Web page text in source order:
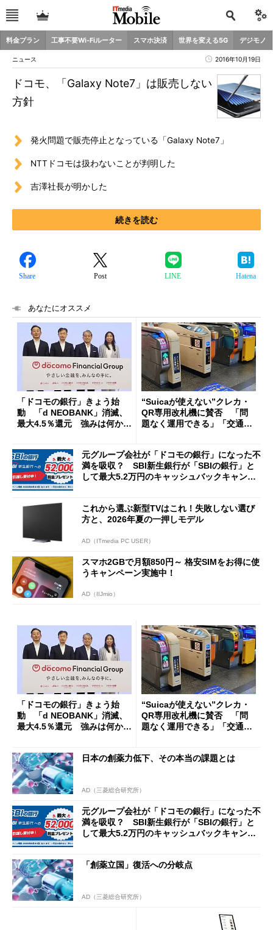
料金プラン 工事不要Wi-Fiルーター スマホ決済 世界を変える5G デジモノ
ニュース 2016年10月19日
ドコモ、「Galaxy Note7」は販売しない
方針
発火問題で販売停止となっている「Galaxy Note7」
NTTドコモは扱わないことが判明した
吉澤社長が明かした
続きを読む
Share Post LINE Hatena
あなたにオススメ
「ドコモの銀行」きょう始
動 「d NEOBANK」消滅、
最大4.5％還元 強みは何か解
“Suicaが使えない”クレカ・
QR専用改札機に賛否 「問
題なく運用できる」「交通系I
元グループ会社が「ドコモの銀行」になった不
満を吸収？ SBI新生銀行が「SBIの銀行」と
して最大5.2万円のキャッシュバックキャンペ
これから選ぶ新型TVはこれ！失敗しない選び
方と、2026年夏の一押しモデル
AD（ITmedia PC USER）
スマホ2GBで月額850円～ 格安SIMをお得に使
うキャンペーン実施中！
AD（IIJmio）
「ドコモの銀行」きょう始
動 「d NEOBANK」消滅、
最大4.5％還元 強みは何か解
“Suicaが使えない”クレカ・
QR専用改札機に賛否 「問
題なく運用できる」「交通系I
日本の創薬力低下、その本当の課題とは
AD（三菱総合研究所）
元グループ会社が「ドコモの銀行」になった不
満を吸収？ SBI新生銀行が「SBIの銀行」と
して最大5.2万円のキャッシュバックキャンペ
「創薬立国」復活への分岐点
AD（三菱総合研究所）